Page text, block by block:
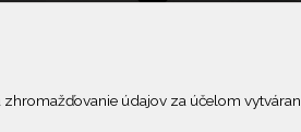
údajov za účelom
© 2026 Arrabella s.r.o., mayabella s.r.o.,